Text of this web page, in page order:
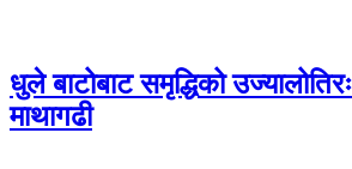
धुले बाटोबाट समृद्धिको
माथागढी